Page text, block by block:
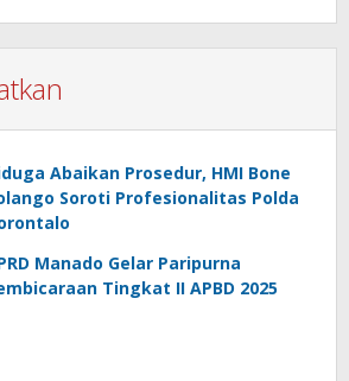
Abaikan Prosedur, HMI Bone
Soroti Profesionalitas Polda
Manado Gelar Paripurna
Tingkat II APBD 2025